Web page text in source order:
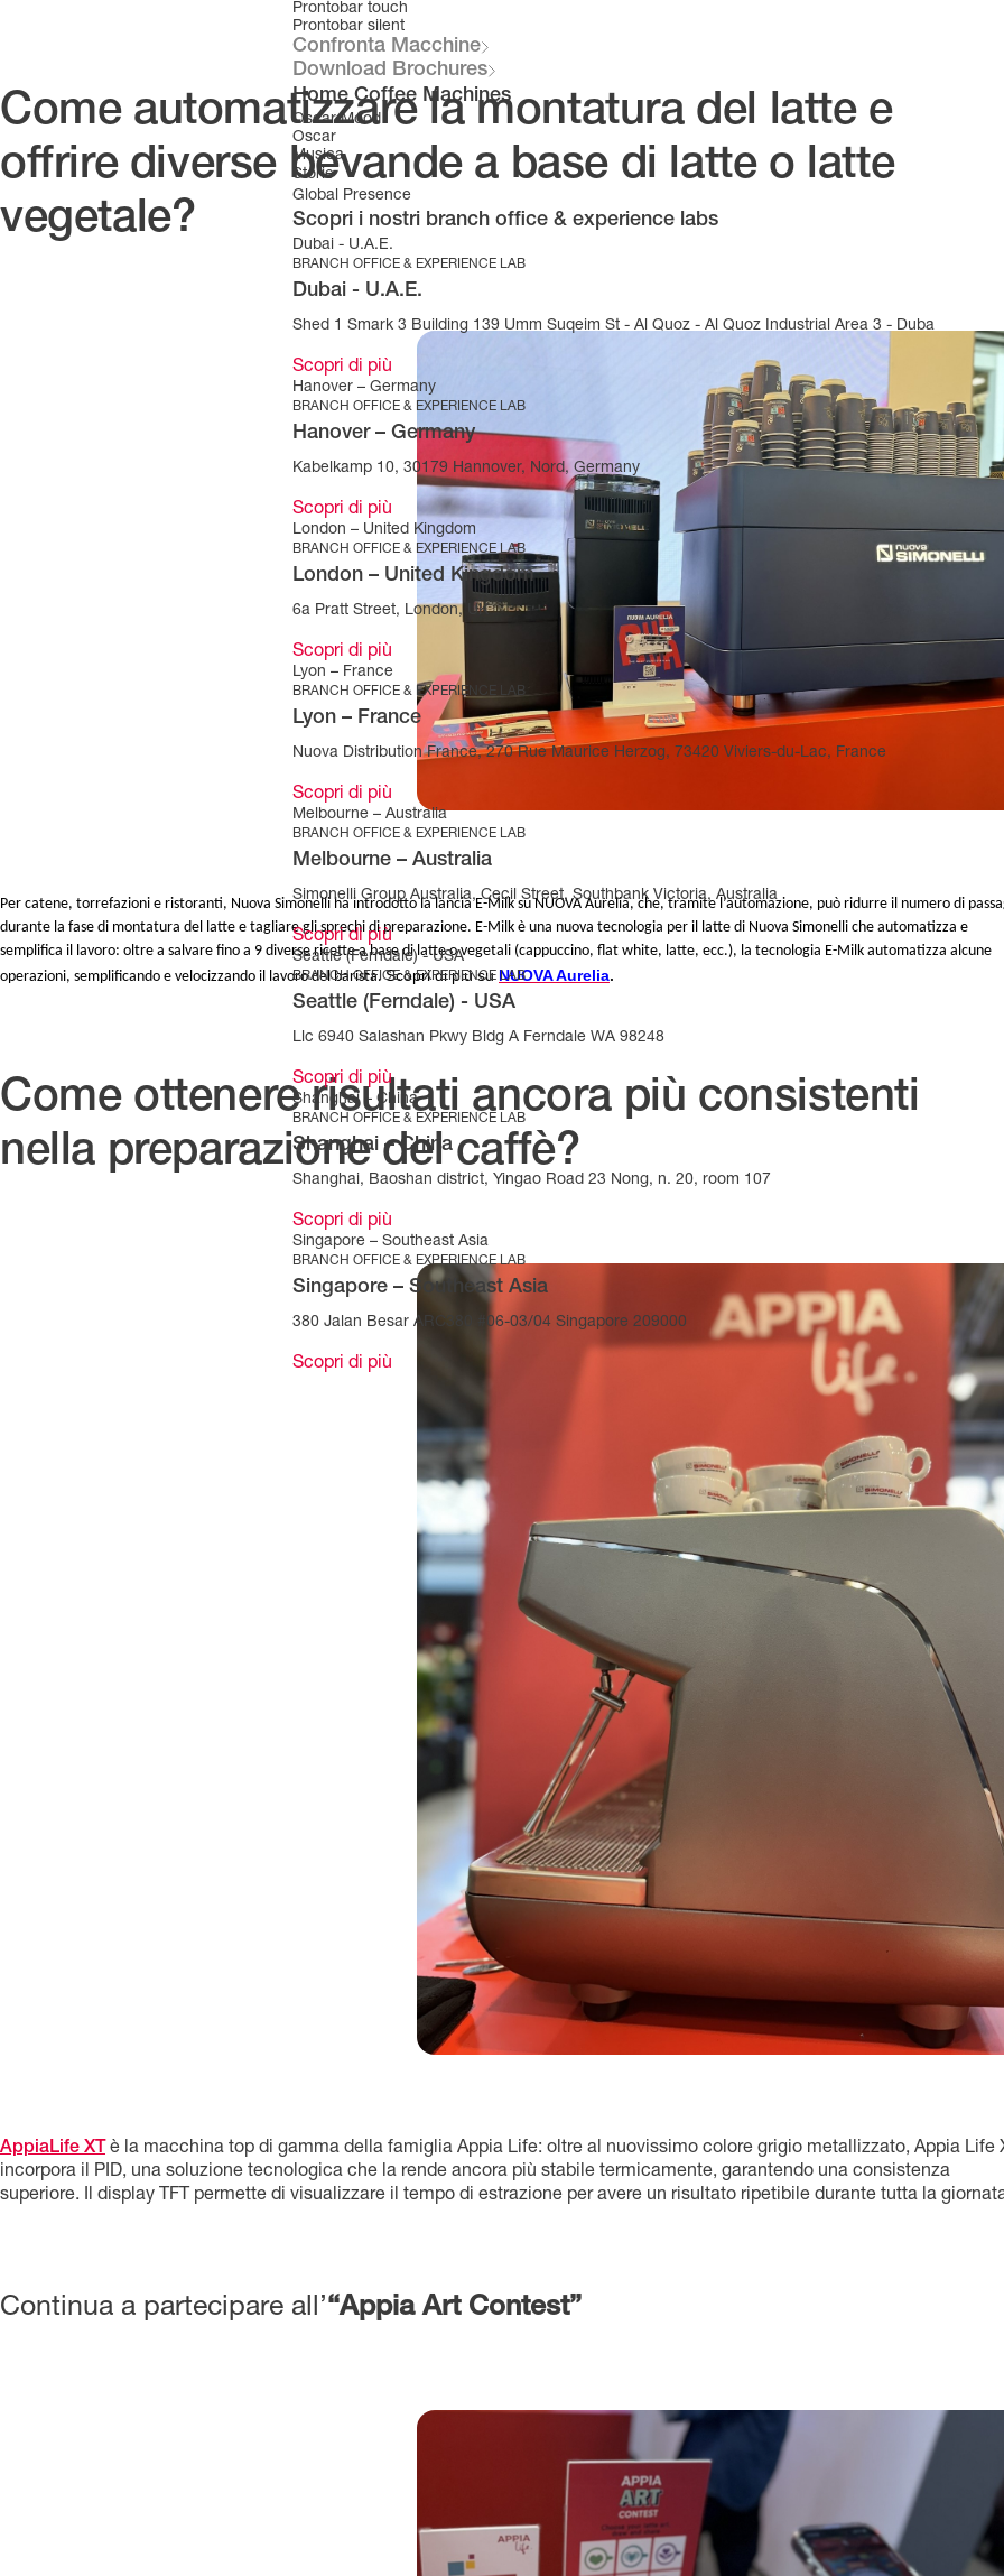
Prontobar touch
Prontobar silent
Confronta Macchine
Download Brochures
Home Coffee Machines
Oscar Mood
Oscar
Musica
Storie
Global Presence
Scopri i nostri branch office & experience labs
Dubai - U.A.E.
BRANCH OFFICE & EXPERIENCE LAB
Dubai - U.A.E.
Shed 1 Smark 3 Building 139 Umm Suqeim St - Al Quoz - Al Quoz Industrial Area 3 - Duba
Scopri di più
Hanover – Germany
BRANCH OFFICE & EXPERIENCE LAB
Hanover – Germany
Kabelkamp 10, 30179 Hannover, Nord, Germany
Scopri di più
London – United Kingdom
BRANCH OFFICE & EXPERIENCE LAB
London – United Kingdom
6a Pratt Street, London, UK
Scopri di più
Lyon – France
BRANCH OFFICE & EXPERIENCE LAB
Lyon – France
Nuova Distribution France, 270 Rue Maurice Herzog, 73420 Viviers-du-Lac, France
Scopri di più
Melbourne – Australia
BRANCH OFFICE & EXPERIENCE LAB
Melbourne – Australia
Simonelli Group Australia, Cecil Street, Southbank Victoria, Australia
Scopri di più
Seattle (Ferndale) - USA
BRANCH OFFICE & EXPERIENCE LAB
Seattle (Ferndale) - USA
Llc 6940 Salashan Pkwy Bldg A Ferndale WA 98248
Scopri di più
Shanghai – China
BRANCH OFFICE & EXPERIENCE LAB
Shanghai – China
Shanghai, Baoshan district, Yingao Road 23 Nong, n. 20, room 107
Scopri di più
Singapore – Southeast Asia
BRANCH OFFICE & EXPERIENCE LAB
Singapore – Southeast Asia
380 Jalan Besar ARC380 #06-03/04 Singapore 209000
Scopri di più
Come automatizzare la montatura del latte e
offrire diverse bevande a base di latte o latte
vegetale?
Per catene, torrefazioni e ristoranti, Nuova Simonelli ha introdotto la lancia E-Milk su NUOVA Aurelia, che, tramite l’automazione, può ridurre il numero di
durante la fase di montatura del latte e tagliare gli sprechi di preparazione. E-Milk è una nuova tecnologia per il latte di Nuova Simonelli che automatizza e
semplifica il lavoro: oltre a salvare fino a 9 diverse ricette a base di latte o vegetali (cappuccino, flat white, latte, ecc.), la tecnologia E-Milk automatizza alcune
operazioni, semplificando e velocizzando il lavoro del barista.Scopri di più su NUOVA Aurelia.
Come ottenere risultati ancora più consistenti
nella preparazione del caffè?
AppiaLife XT è la macchina top di gamma della famiglia Appia Life: oltre al nuovissimo colore grigio metallizzato, Appia Life
incorpora il PID, una soluzione tecnologica che la rende ancora più stabile termicamente, garantendo una consistenza
superiore. Il display TFT permette di visualizzare il tempo di estrazione per avere un risultato ripetibile durante tutta la
Continua a partecipare all’“Appia Art Contest”